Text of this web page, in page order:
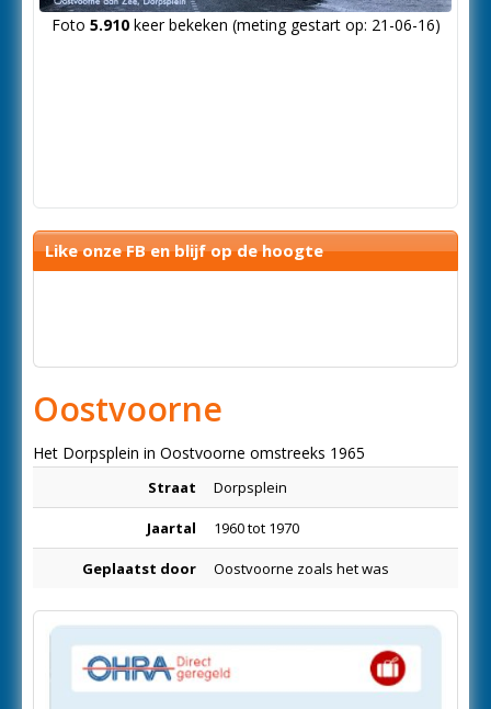
Foto 5.910keer bekeken (meting gestart op: 21-06-16)
Like onze FB en blijf op de hoogte
Oostvoorne
Het Dorpsplein in Oostvoorne omstreeks 1965
Straat Dorpsplein
Jaartal 1960 tot 1970
Geplaatst door Oostvoorne zoals het was